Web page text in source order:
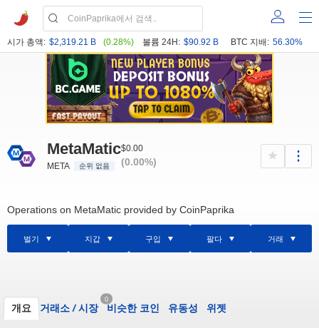
시가 총액: $2,319.21 B (0.28%) 볼륨 24H: $90.92 B BTC 지배: 56.30%
MetaMatic
META 순위 없음
$0.00
(0.00%)
Operations on MetaMatic provided by CoinPaprika
벌기 지갑 구입 팔다 거래
개요 거래소 /시장
0
비슷한 코인 유동성 위젯